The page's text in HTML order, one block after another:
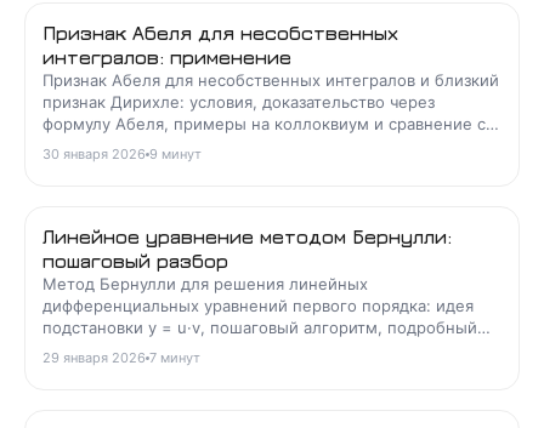
Признак Абеля для несобственных
интегралов: применение
Признак Абеля для несобственных интегралов и близкий
признак Дирихле: условия, доказательство через
формулу Абеля, примеры на коллоквиум и сравнение с
абсолютной сходимостью.
30 января 2026 9 минут
Линейное уравнение методом Бернулли:
пошаговый разбор
Метод Бернулли для решения линейных
дифференциальных уравнений первого порядка: идея
подстановки y = u·v, пошаговый алгоритм, подробный
пример и типичные ошибки.
29 января 2026 7 минут